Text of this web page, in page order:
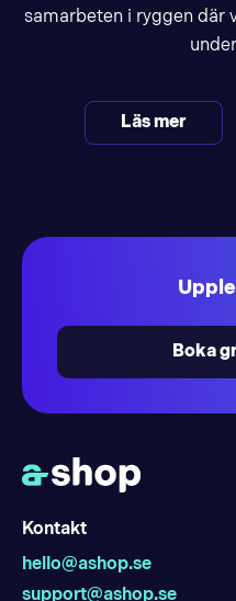
samarbeten i ryggen där
Läs mer
Boka
Kontakt
hello@ashop.se
support@ashop.se